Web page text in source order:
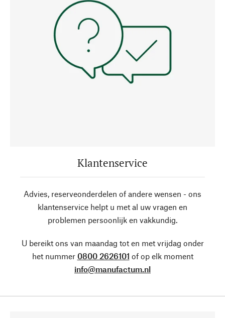
Klantenservice
Advies, reserveonderdelen of andere wensen - ons
klantenservice helpt u met al uw vragen en
problemen persoonlijk en vakkundig.
U bereikt ons van maandag tot en met vrijdag onder
het nummer 0800 2626101 of op elk moment
info@manufactum.nl